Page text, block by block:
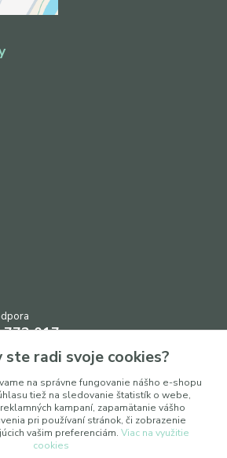
017
So: 9:00 - 12:00)
ste radi svoje cookies?
na správne fungovanie nášho e-shopu
tiež na sledovanie štatistík o webe,
kampaní, zapamätanie vášho
pri používaní stránok, či zobrazenie
vašim preferenciám. Viac na využitie
cookies